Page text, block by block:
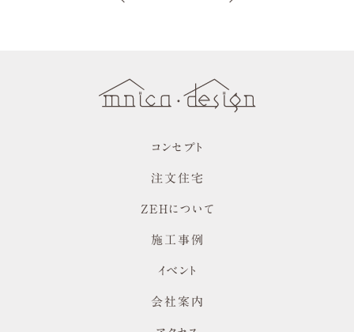
コンセプト
注文住宅
ZEHについて
施工事例
イベント
会社案内